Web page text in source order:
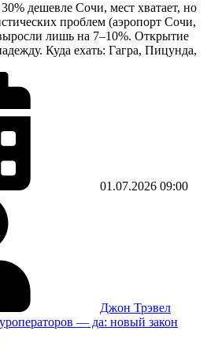
дешевле Сочи, мест хватает, но
проблем (аэропорт Сочи,
лишь на 7–10%. Открытие
Куда ехать: Гагра, Пицунда,
01.07.2026 09:00
Джон Трэвел